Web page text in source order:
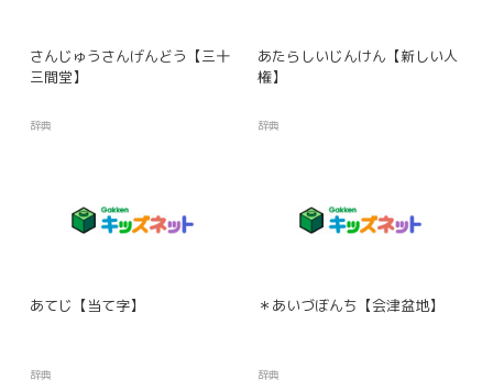
さんじゅうさんげんどう【三十
三間堂】
辞典
あたらしいじんけん【新しい人
権】
辞典
あてじ【当て字】
辞典
＊あいづぼんち【会津盆地】
辞典